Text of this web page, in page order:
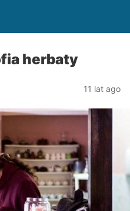
herbaty
11 lat ago